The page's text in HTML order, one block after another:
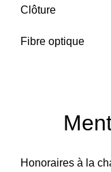
Clôture
Fibre optique
Honoraires à la